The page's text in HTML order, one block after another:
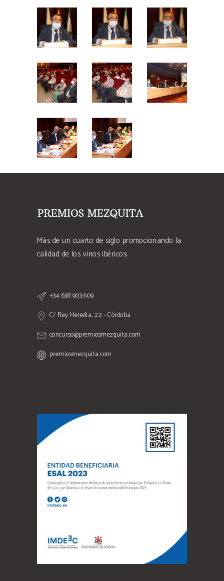
Más de un cuarto de siglo promocionando la
calidad de los vinos ibéricos.
+34 638 903 609
C/ Rey Heredia, 22 - Córdoba
concurso@premiosmezquita.com
premiosmezquita.com